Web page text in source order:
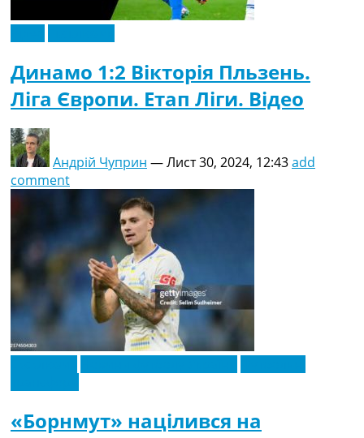
Динамо 1:2 Вікторія Пльзень.
Ліга Європи. Етап Ліги. Відео
Андрій Чуприн —Лист 30, 2024, 12:43add
comment
«Борнмут» націлився на